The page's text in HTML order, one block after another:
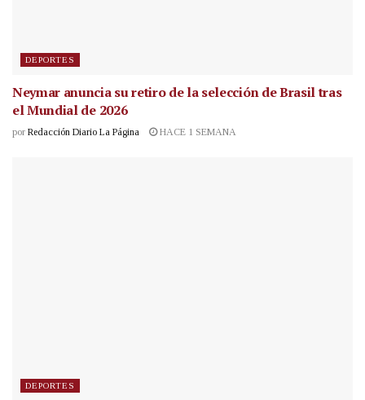
DEPORTES
Neymar anuncia su retiro de la selección de Brasil tras
el Mundial de 2026
por Redacción Diario La Página HACE 1 SEMANA
DEPORTES